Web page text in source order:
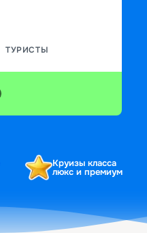
ТУРИСТЫ
Круизы класса
люкс и премиум